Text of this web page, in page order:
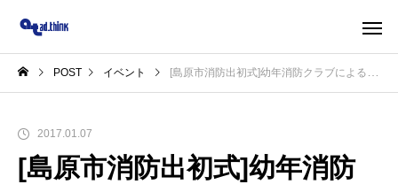
POST イベント [島原市消防出初式]幼年消防クラブによる分列行進！
2017.01.07
[島原市消防出初式]幼年消防